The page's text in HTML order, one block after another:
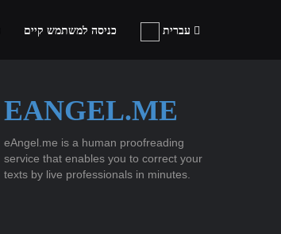
כניסה למשתמש קיים
EANGEL.ME
eAngel.me is a human proofreading
service that enables you to correct your
texts by live professionals in minutes.